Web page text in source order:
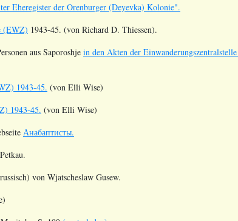
Eheregister der Orenburger (Deyevka) Kolonie".
(EWZ) 1943-45. (von Richard D. Thiessen).
aus Saporoshje in den Akten der
1943-45. (von Elli Wise)
1943-45. (von Elli Wise)
Анабаптисты.
von Wjatscheslaw Gusew.